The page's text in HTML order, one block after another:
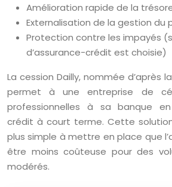
Amélioration rapide de la
Externalisation de la gestion du
Protection contre les impayés
d’assurance-crédit est choisie)
La cession Dailly, nommée d’après
permet à une entreprise de
professionnelles à sa banque
crédit à court terme. Cette
plus simple à mettre en place que
être moins coûteuse pour des
modérés.